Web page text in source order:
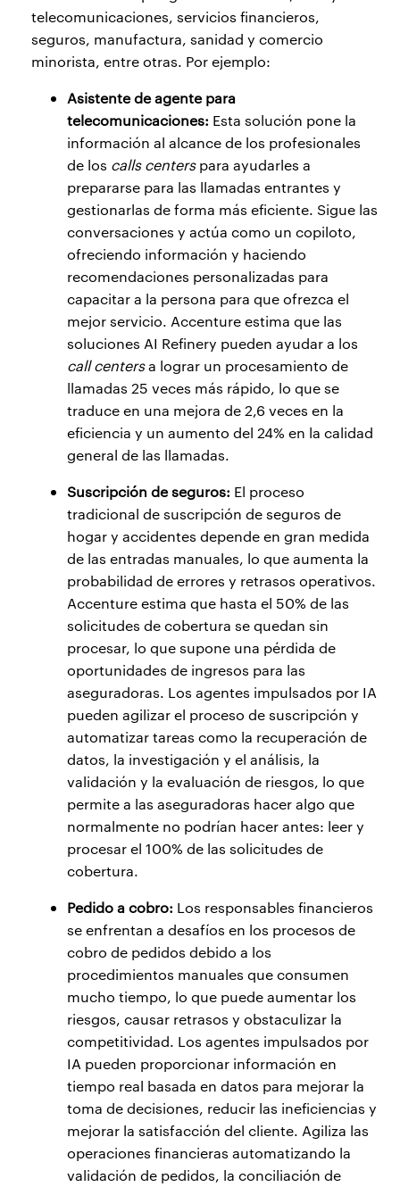
telecomunicaciones, servicios financieros,
seguros, manufactura, sanidad y comercio
minorista, entre otras. Por ejemplo:
Asistente de agente para
telecomunicaciones: Esta solución pone la
información al alcance de los profesionales
de los calls centerspara ayudarles a
prepararse para las llamadas entrantes y
gestionarlas de forma más eficiente. Sigue las
conversaciones y actúa como un copiloto,
ofreciendo información y haciendo
recomendaciones personalizadas para
capacitar a la persona para que ofrezca el
mejor servicio. Accenture estima que las
soluciones AI Refinery pueden ayudar a los
call centersa lograr un procesamiento de
llamadas 25 veces más rápido, lo que se
traduce en una mejora de 2,6 veces en la
eficiencia y un aumento del 24% en la calidad
general de las llamadas.
Suscripción de seguros: El proceso
tradicional de suscripción de seguros de
hogar y accidentes depende en gran medida
de las entradas manuales, lo que aumenta la
probabilidad de errores y retrasos operativos.
Accenture estima que hasta el 50% de las
solicitudes de cobertura se quedan sin
procesar, lo que supone una pérdida de
oportunidades de ingresos para las
aseguradoras. Los agentes impulsados por IA
pueden agilizar el proceso de suscripción y
automatizar tareas como la recuperación de
datos, la investigación y el análisis, la
validación y la evaluación de riesgos, lo que
permite a las aseguradoras hacer algo que
normalmente no podrían hacer antes: leer y
procesar el 100% de las solicitudes de
cobertura.
Pedido a cobro: Los responsables financieros
se enfrentan a desafíos en los procesos de
cobro de pedidos debido a los
procedimientos manuales que consumen
mucho tiempo, lo que puede aumentar los
riesgos, causar retrasos y obstaculizar la
competitividad. Los agentes impulsados por
IA pueden proporcionar información en
tiempo real basada en datos para mejorar la
toma de decisiones, reducir las ineficiencias y
mejorar la satisfacción del cliente. Agiliza las
operaciones financieras automatizando la
validación de pedidos, la conciliación de